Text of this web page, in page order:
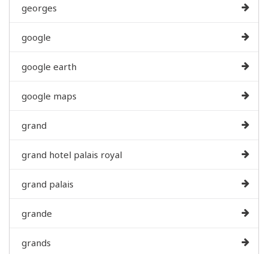
georges
google
google earth
google maps
grand
grand hotel palais royal
grand palais
grande
grands